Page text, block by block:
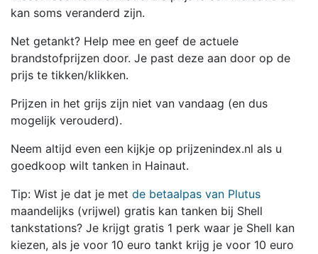
kan soms veranderd zijn.
Net getankt? Help mee en geef de actuele
brandstofprijzen door. Je past deze aan door op de
prijs te tikken/klikken.
Prijzen in het grijs zijn niet van vandaag (en dus
mogelijk verouderd).
Neem altijd even een kijkje op prijzenindex.nl als u
goedkoop wilt tanken in Hainaut.
Tip: Wist je dat je met de betaalpas van Plutus
maandelijks (vrijwel) gratis kan tanken bij Shell
tankstations? Je krijgt gratis 1 perk waar je Shell kan
kiezen, als je voor 10 euro tankt krijg je voor 10 euro